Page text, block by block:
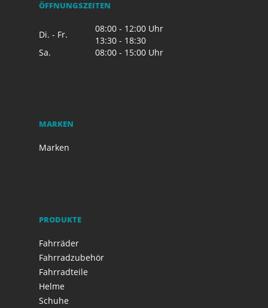
ÖFFNUNGSZEITEN
Di. - Fr.
08:00 - 12:00 Uhr
13:30 - 18:30
Sa.
08:00 - 15:00 Uhr
MARKEN
Marken
PRODUKTE
Fahrräder
Fahrradzubehör
Fahrradteile
Helme
Schuhe